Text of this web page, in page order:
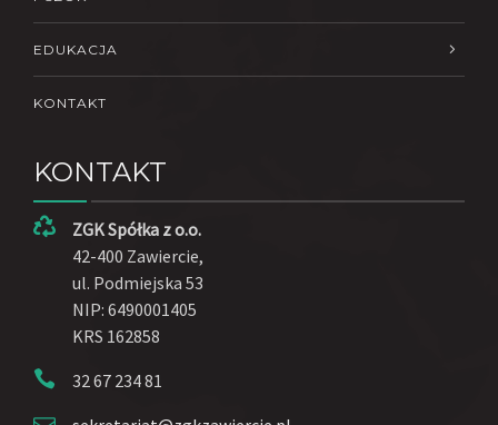
EDUKACJA
KONTAKT
KONTAKT
ZGK Spółka z o.o.
42-400 Zawiercie,
ul. Podmiejska 53
NIP: 6490001405
KRS 162858
32 67 234 81